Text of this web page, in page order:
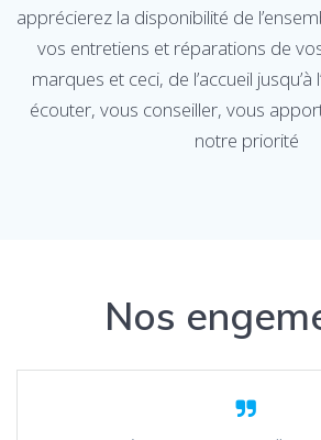
apprécierez la disponibilité de
vos entretiens et réparations de
marques et ceci, de l’accueil jusqu’à
écouter, vous conseiller, vous
notre priorité
Nos